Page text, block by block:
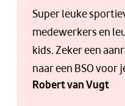
Super leuke
medewerkers en
kids. Zeker een
naar een BSO voor
Robert van Vugt